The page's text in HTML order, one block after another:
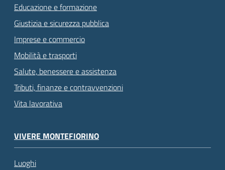
Educazione e formazione
Giustizia e sicurezza pubblica
Imprese e commercio
Mobilità e trasporti
Salute, benessere e assistenza
Tributi, finanze e contravvenzioni
Vita lavorativa
VIVERE MONTEFIORINO
Luoghi